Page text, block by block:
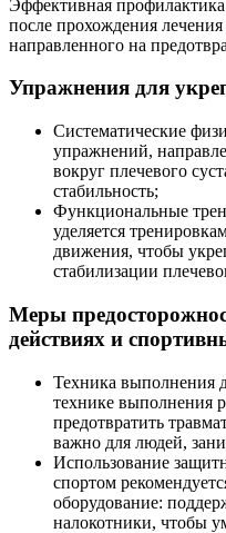
Эффективная
после прохождения
направленного на
Упражнения для
Систематические
упражнений,
вокруг плечевого
стабильность;
Функциональные
уделяется
движения, чтобы
стабилизации
Меры
действиях и
Техника выполнения
технике выполнения
предотвратить
важно для людей,
Использование
спортом
оборудование:
налокотники, чтобы